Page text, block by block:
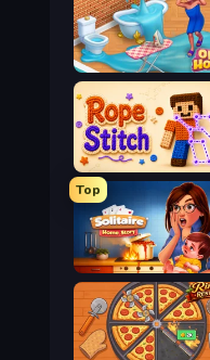
Open House
Rope Stitch Puzzle
Top
Solitaire Home Story